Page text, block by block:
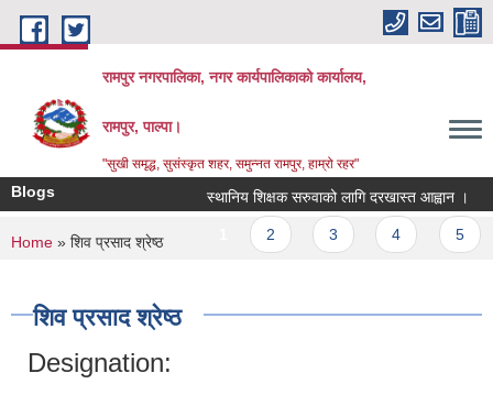
Skip to main content
रामपुर नगरपालिका, नगर कार्यपालिकाको कार्यालय,
रामपुर, पाल्पा।
"सुखी समृद्ध, सुसंस्कृत शहर, समुन्नत रामपुर, हाम्रो रहर"
Blogs स्थानिय शिक्षक सरुवाको लागि दरखास्त आह्वान ।
Pages
You are here
Home » शिव प्रसाद श्रेष्ठ
शिव प्रसाद श्रेष्ठ
Designation: